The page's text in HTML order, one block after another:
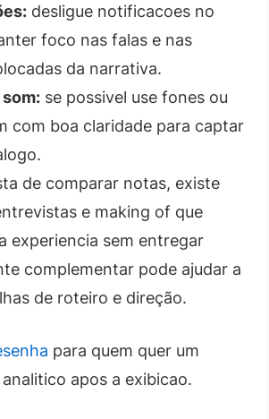
desligue notificacoes no
foco nas falas e nas
da narrativa.
se possivel use fones ou
com boa claridade para captar
de comparar notas, existe
e making of que
experiencia sem entregar
complementar pode ajudar a
de roteiro e direção.
para quem quer um
apos a exibicao.